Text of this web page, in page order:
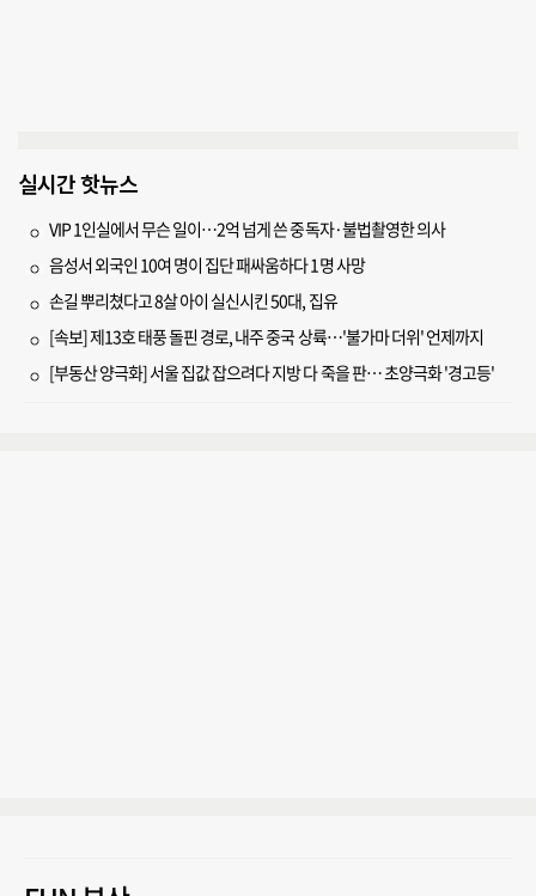
실시간 핫뉴스
VIP 1인실에서 무슨 일이…2억 넘게 쓴 중독자·불법촬영한 의사
음성서 외국인 10여 명이 집단 패싸움하다 1명 사망
손길 뿌리쳤다고 8살 아이 실신시킨 50대, 집유
[속보] 제13호 태풍 돌핀 경로, 내주 중국 상륙…'불가마 더위' 언제까지
[부동산 양극화] 서울 집값 잡으려다 지방 다 죽을 판… 초양극화 '경고등'